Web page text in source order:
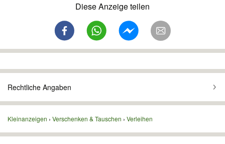
Diese Anzeige teilen
Rechtliche Angaben
Kleinanzeigen Verschenken & Tauschen Verleihen